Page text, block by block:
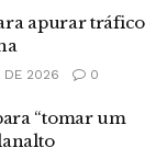
apurar tráfico
DE 2026 0
“tomar um